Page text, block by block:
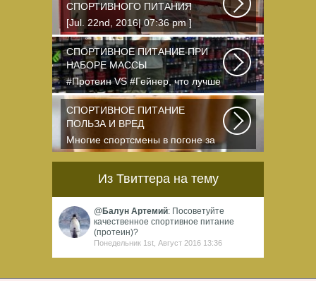
СПОРТИВНОГО ПИТАНИЯ
[Jul. 22nd, 2016| 07:36 pm ]
dkphoto Что-то я окончательно
перевел ведение...
СПОРТИВНОЕ ПИТАНИЕ ПРИ
НАБОРЕ МАССЫ
#Протеин VS #Гейнер, что лучше
для набора массы? Очень часто
начинающие...
СПОРТИВНОЕ ПИТАНИЕ
ПОЛЬЗА И ВРЕД
Многие спортсмены в погоне за
спортивными результатами в
Из Твиттера на тему
@ Балун Артемий: Посоветуйте
качественное спортивное питание
(протеин)?
Понедельник 1st, Август 2016 13:36